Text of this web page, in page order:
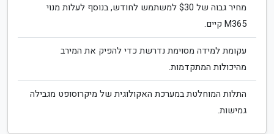
מחיר גבוה של $30 למשתמש לחודש, בנוסף לעלות מנוי
M365 קיים.
עקומת למידה מסוימת נדרשת כדי להפיק את המירב
מהיכולות המתקדמות.
התלות המוחלטת במערכת האקולוגית של מיקרוסופט מגבילה
גמישות.